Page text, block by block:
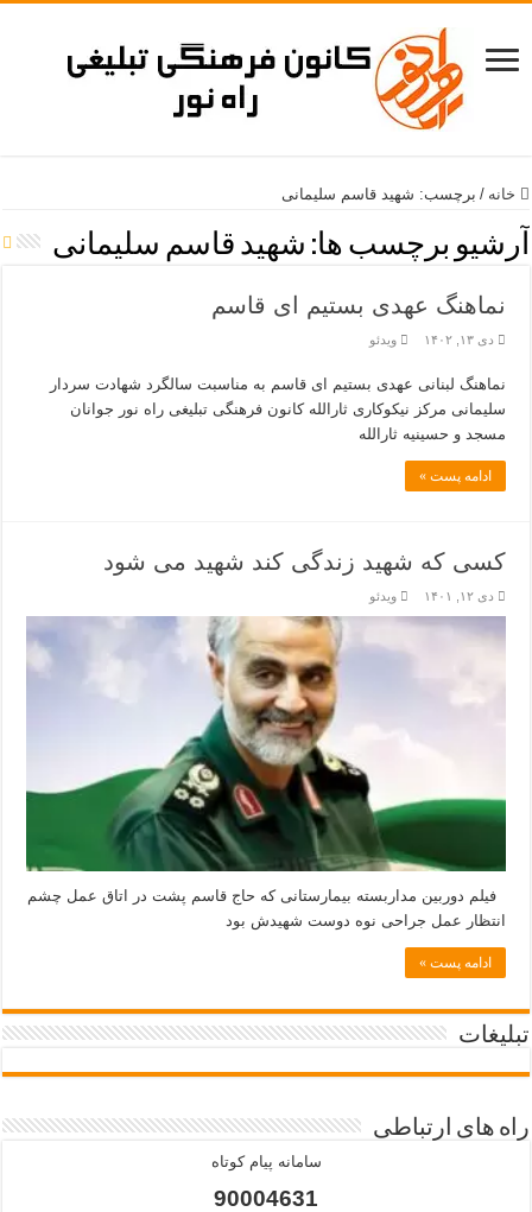
خانه / برچسب: شهید قاسم سلیمانی
آرشیو برچسب ها: شهید قاسم سلیمانی
نماهنگ عهدی بستیم ای قاسم
دی ۱۳, ۱۴۰۲ ویدئو
نماهنگ لبنانی عهدی بستیم ای قاسم به مناسبت سالگرد شهادت سردار
سلیمانی مرکز نیکوکاری ثارالله کانون فرهنگی تبلیغی راه نور جوانان
مسجد و حسینیه ثارالله
ادامه پست »
کسی که شهید زندگی کند شهید می شود
دی ۱۲, ۱۴۰۱ ویدئو
فیلم دوربین مداربسته بیمارستانی که حاج قاسم پشت در اتاق عمل چشم
انتظار عمل جراحی نوه دوست شهیدش بود
ادامه پست »
تبلیغات
راه های ارتباطی
سامانه پیام کوتاه
90004631